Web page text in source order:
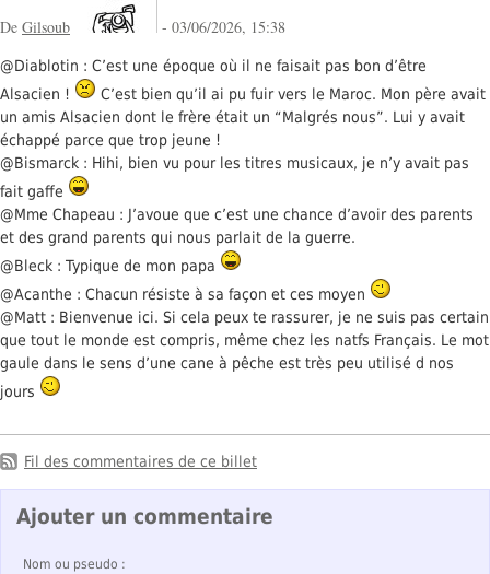
De Gilsoub - 03/06/2026, 15:38
@Diablotin : C’est une époque où il ne faisait pas bon d’être
Alsacien !
C’est bien qu’il ai pu fuir vers le Maroc. Mon père avait
un amis Alsacien dont le frère était un “Malgrés nous”. Lui y avait
échappé parce que trop jeune !
@Bismarck : Hihi, bien vu pour les titres musicaux, je n’y avait pas
fait gaffe
@Mme Chapeau : J’avoue que c’est une chance d’avoir des parents
et des grand parents qui nous parlait de la guerre.
@Bleck : Typique de mon papa
@Acanthe : Chacun résiste à sa façon et ces moyen
@Matt : Bienvenue ici. Si cela peux te rassurer, je ne suis pas certain
que tout le monde est compris, même chez les natfs Français. Le mot
gaule dans le sens d’une cane à pêche est très peu utilisé d nos
jours
Fil des commentaires de ce billet
Ajouter un commentaire
Nom ou pseudo :